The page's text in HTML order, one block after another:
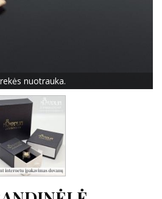
nuotrauka.